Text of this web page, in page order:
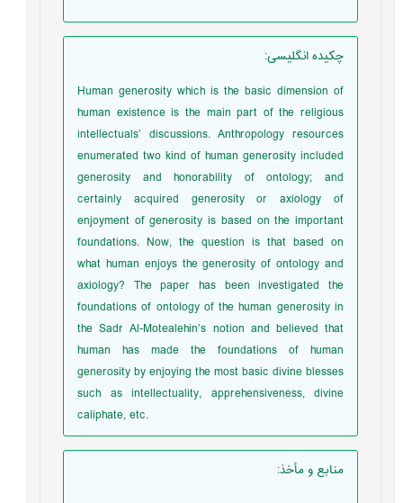
چکیده انگلیسی:
Human generosity which is the basic dimension of
human existence is the main part of the religious
intellectuals’ discussions. Anthropology resources
enumerated two kind of human generosity included
generosity and honorability of ontology; and
certainly acquired generosity or axiology of
enjoyment of generosity is based on the important
foundations. Now, the question is that based on
what human enjoys the generosity of ontology and
axiology? The paper has been investigated the
foundations of ontology of the human generosity in
the Sadr Al-Motealehin’s notion and believed that
human has made the foundations of human
generosity by enjoying the most basic divine blesses
such as intellectuality, apprehensiveness, divine
caliphate, etc.
منابع و مأخذ: